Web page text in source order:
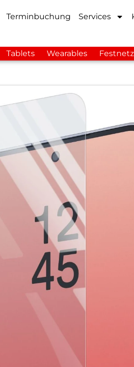
Terminbuchung Services
Tablets Wearables Festnetz